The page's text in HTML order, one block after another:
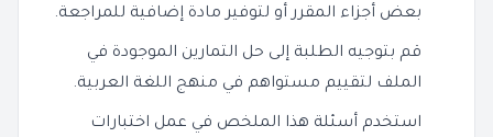
بعض أجزاء المقرر أو لتوفير مادة إضافية للمراجعة.
قم بتوجيه الطلبة إلى حل التمارين الموجودة في
الملف لتقييم مستواهم في منهج اللغة العربية.
استخدم أسئلة هذا الملخص في عمل اختبارات